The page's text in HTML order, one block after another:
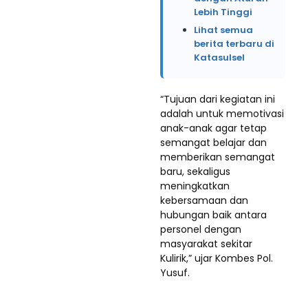
Lebih Tinggi
Lihat semua
berita terbaru di
Katasulsel
“Tujuan dari kegiatan ini
adalah untuk memotivasi
anak-anak agar tetap
semangat belajar dan
memberikan semangat
baru, sekaligus
meningkatkan
kebersamaan dan
hubungan baik antara
personel dengan
masyarakat sekitar
Kulirik,” ujar Kombes Pol.
Yusuf.